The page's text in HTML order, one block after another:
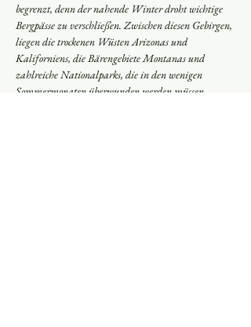
begrenzt, denn der nahende Winter droht wichtige
Bergpässe zu verschließen. Zwischen diesen Gebirgen,
liegen die trockenen Wüsten Arizonas und
Kaliforniens, die Bärengebiete Montanas und
zahlreiche Nationalparks, die in den wenigen
Sommermonaten überwunden werden müssen.